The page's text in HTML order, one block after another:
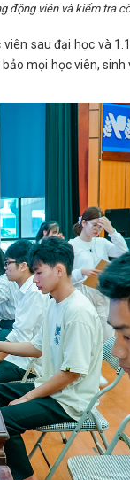
động viên và kiểm tra
sau đại học và
mọi học viên,